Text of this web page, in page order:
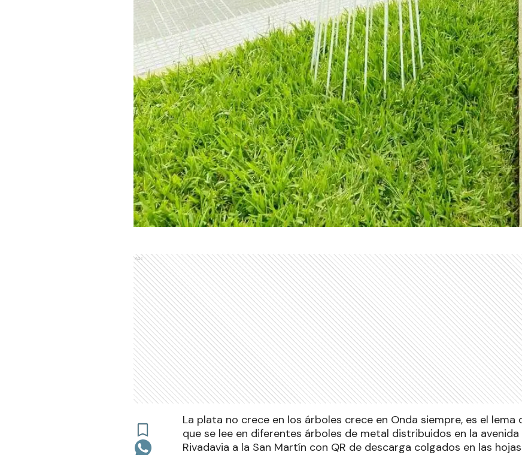
Ads
La plata no crece en los árboles crece en Onda siempre, es el lema
que se lee en diferentes árboles de metal distribuidos en la
Rivadavia a la San Martín con QR de descarga colgados en las